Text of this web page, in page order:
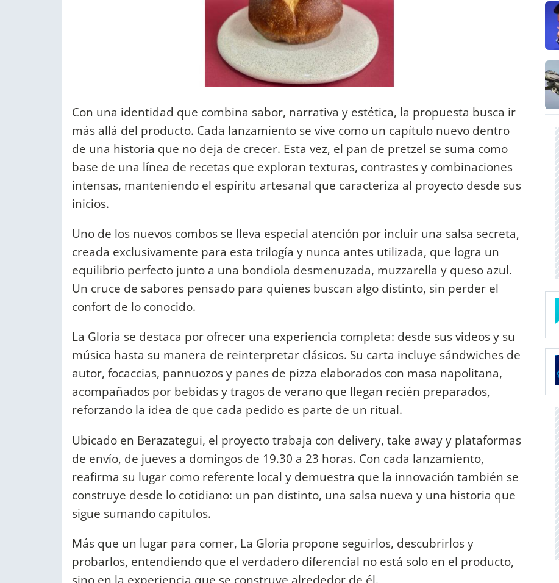
Con una identidad que combina sabor, narrativa y estética, la propuesta busca ir
más allá del producto. Cada lanzamiento se vive como un capítulo nuevo dentro
de una historia que no deja de crecer. Esta vez, el pan de pretzel se suma como
base de una línea de recetas que exploran texturas, contrastes y combinaciones
intensas, manteniendo el espíritu artesanal que caracteriza al proyecto desde sus
inicios.
Uno de los nuevos combos se lleva especial atención por incluir una salsa secreta,
creada exclusivamente para esta trilogía y nunca antes utilizada, que logra un
equilibrio perfecto junto a una bondiola desmenuzada, muzzarella y queso azul.
Un cruce de sabores pensado para quienes buscan algo distinto, sin perder el
confort de lo conocido.
La Gloria se destaca por ofrecer una experiencia completa: desde sus videos y su
música hasta su manera de reinterpretar clásicos. Su carta incluye sándwiches de
autor, focaccias, pannuozos y panes de pizza elaborados con masa napolitana,
acompañados por bebidas y tragos de verano que llegan recién preparados,
reforzando la idea de que cada pedido es parte de un ritual.
Ubicado en Berazategui, el proyecto trabaja con delivery, take away y plataformas
de envío, de jueves a domingos de 19.30 a 23 horas. Con cada lanzamiento,
reafirma su lugar como referente local y demuestra que la innovación también se
construye desde lo cotidiano: un pan distinto, una salsa nueva y una historia que
sigue sumando capítulos.
Más que un lugar para comer, La Gloria propone seguirlos, descubrirlos y
probarlos, entendiendo que el verdadero diferencial no está solo en el producto,
sino en la experiencia que se construye alrededor de él.